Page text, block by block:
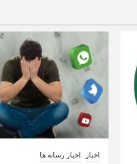
اخبار اخبار رسانه ها